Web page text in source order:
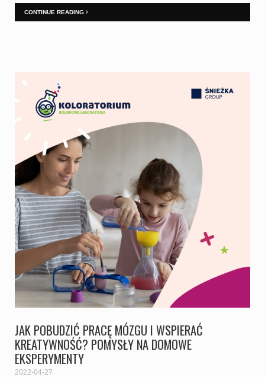
CONTINUE READING
JAK POBUDZIĆ PRACĘ MÓZGU I WSPIERAĆ
KREATYWNOŚĆ? POMYSŁY NA DOMOWE
EKSPERYMENTY
2022-04-27